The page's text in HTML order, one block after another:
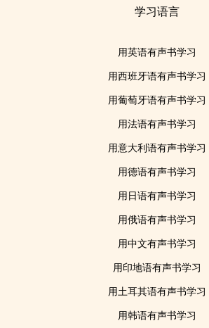
学习语言
用英语有声书学习
用西班牙语有声书学习
用葡萄牙语有声书学习
用法语有声书学习
用意大利语有声书学习
用德语有声书学习
用日语有声书学习
用俄语有声书学习
用中文有声书学习
用印地语有声书学习
用土耳其语有声书学习
用韩语有声书学习